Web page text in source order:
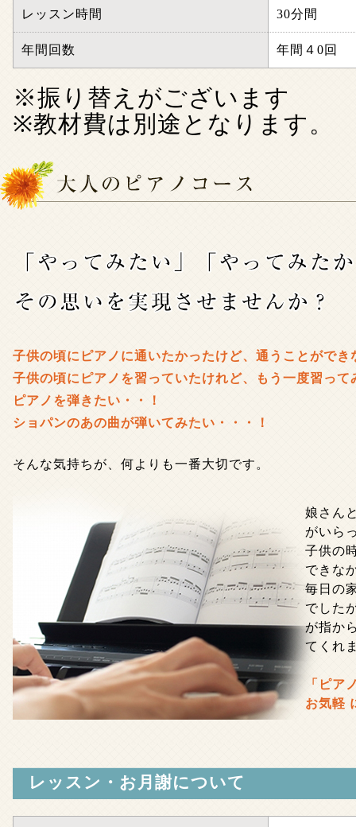
レッスン時間 30分間
年間回数 年間４0回
※振り替えがございます
※教材費は別途となります。
子供の頃にピアノに通いたかったけど、通うことができ
子供の頃にピアノを習っていたけれど、もう一度習って
ピアノを弾きたい・・！
ショパンのあの曲が弾いてみたい・・・！
そんな気持ちが、何よりも一番大切です。
娘さん
がいら
子供の
できな
毎日の
でした
が指か
てくれ
「ピア
お気軽
レッスン・お月謝について